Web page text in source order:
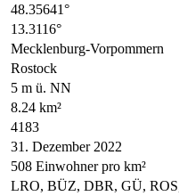
48.35641°
13.3116°
Mecklenburg-Vorpommern
Rostock
5 m ü. NN
8.24 km²
4183
31. Dezember 2022
508 Einwohner pro km²
LRO, BÜZ, DBR, GÜ,